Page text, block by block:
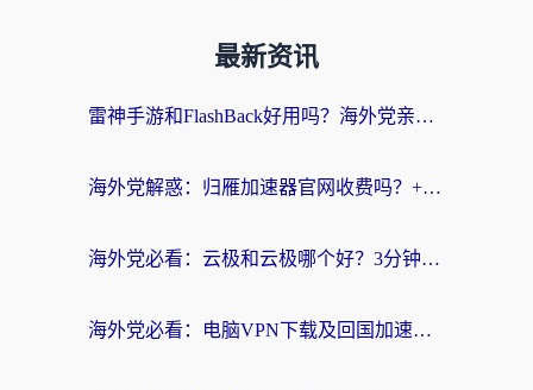
最新资讯
雷神手游和FlashBack好用吗？海外党亲测指南，避开破解版坑轻松访问国内资源
海外党解惑：归雁加速器官网收费吗？+3个回国加速问题的真实答案
海外党必看：云极和云极哪个好？3分钟选对回国加速器，无缝访问国内资源
海外党必看：电脑VPN下载及回国加速器选择指南——无缝访问国内资源不再难